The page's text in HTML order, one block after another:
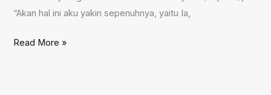
“Akan hal ini aku yakin sepenuhnya, yaitu Ia,
Knowledge
Read More »